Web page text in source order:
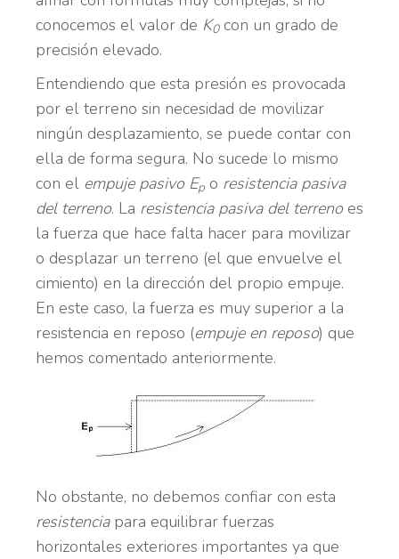
conocemos el valor de K0con un grado de
precisión elevado.
Entendiendo que esta presión es provocada
por el terreno sin necesidad de movilizar
ningún desplazamiento, se puede contar con
ella de forma segura. No sucede lo mismo
con el empuje pasivo Ep o resistencia pasiva
del terreno. La resistencia pasiva del terrenoes
la fuerza que hace falta hacer para movilizar
o desplazar un terreno (el que envuelve el
cimiento) en la dirección del propio empuje.
En este caso, la fuerza es muy superior a la
resistencia en reposo (empuje en reposo) que
hemos comentado anteriormente.
No obstante, no debemos confiar con esta
resistenciapara equilibrar fuerzas
horizontales exteriores importantes ya que